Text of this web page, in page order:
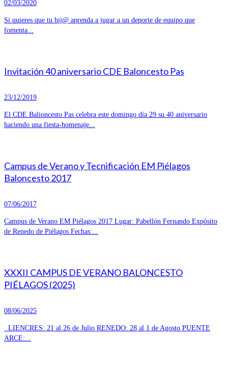
02/03/2020
Si quieres que tu hij@ aprenda a jugar a un deporte de equipo que
fomenta...
Invitación 40 aniversario CDE Baloncesto Pas
23/12/2019
El CDE Balioncesto Pas celebra este domingo día 29 su 40 aniversario
haciendo una fiesta-homenaje...
Campus de Verano y Tecnificación EM Piélagos
Baloncesto 2017
07/06/2017
Campus de Verano EM Piélagos 2017 Lugar: Pabellón Fernando Expósito
de Renedo de Piélagos Fechas:...
XXXII CAMPUS DE VERANO BALONCESTO
PIÉLAGOS (2025)
08/06/2025
LIENCRES: 21 al 26 de Julio RENEDO: 28 al 1 de Agosto PUENTE
ARCE:...